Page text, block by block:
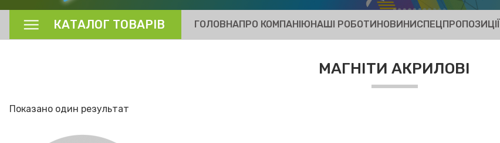
КАТАЛОГ ТОВАРІВ ГОЛОВНАПРО КОМПАНІЮНАШІ РОБОТИНОВИНИСПЕЦПРОПОЗИЦІЇ
МАГНІТИ АКРИЛОВІ
Показано один результат